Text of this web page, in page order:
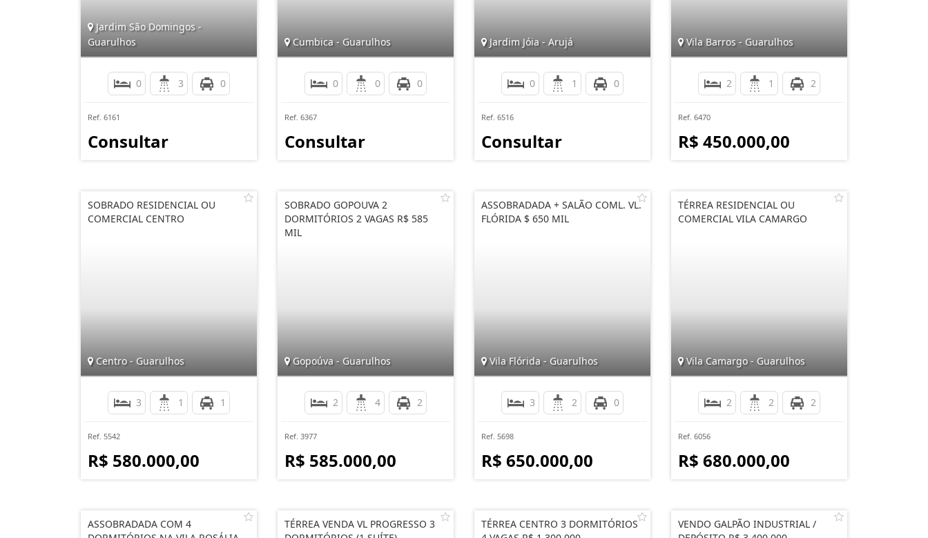
Jardim São Domingos -
Guarulhos
0 3 0
Ref. 6161
Consultar
Cumbica - Guarulhos
0 0 0
Ref. 6367
Consultar
Jardim Jóia - Arujá
0 1 0
Ref. 6516
Consultar
Vila Barros - Guarulhos
2 1 2
Ref. 6470
R$ 450.000,00
SOBRADO RESIDENCIAL OU
COMERCIAL CENTRO
Centro - Guarulhos
3 1 1
Ref. 5542
R$ 580.000,00
SOBRADO GOPOUVA 2
DORMITÓRIOS 2 VAGAS R$ 585
MIL
Gopoúva - Guarulhos
2 4 2
Ref. 3977
R$ 585.000,00
ASSOBRADADA + SALÃO COML. VL.
FLÓRIDA $ 650 MIL
Vila Flórida - Guarulhos
3 2 0
Ref. 5698
R$ 650.000,00
TÉRREA RESIDENCIAL OU
COMERCIAL VILA CAMARGO
Vila Camargo - Guarulhos
2 2 2
Ref. 6056
R$ 680.000,00
ASSOBRADADA COM 4
TÉRREA VENDA VL PROGRESSO 3
TÉRREA CENTRO 3 DORMITÓRIOS
VENDO GALPÃO INDUSTRIAL /